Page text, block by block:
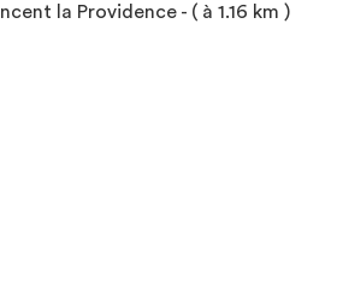
la Providence - ( à 1.16 km )